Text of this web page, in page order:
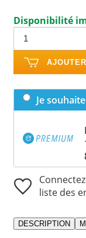
Disponibilité
Je
liste des
DESCRIPTION